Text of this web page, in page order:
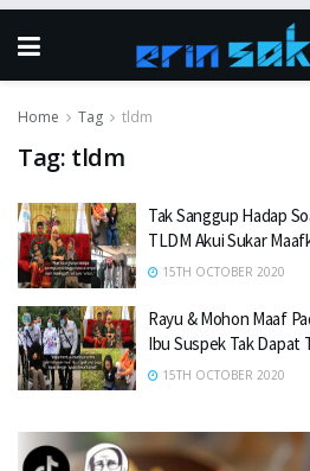
Home Tag tldm
Tag: tldm
Tak Sanggup Hadap
TLDM Akui Sukar
15TH OCTOBER 2020
Rayu & Mohon Maaf
Ibu Suspek Tak Dapat
15TH OCTOBER 2020